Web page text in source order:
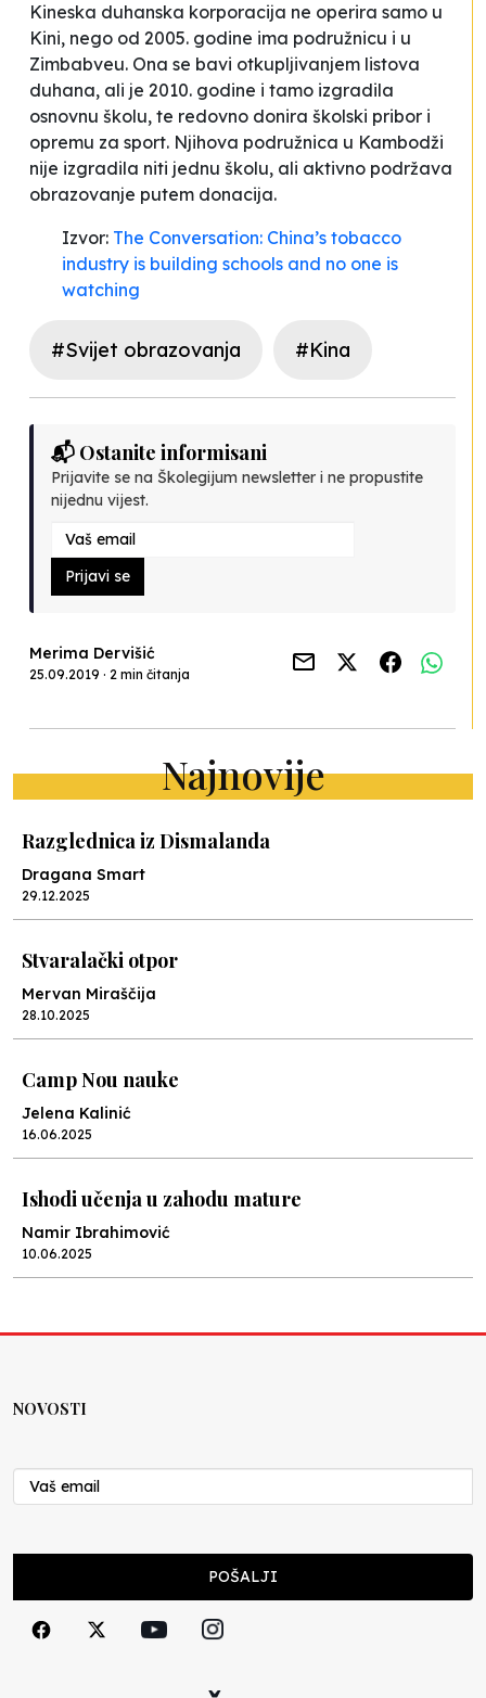
Kineska duhanska korporacija ne operira samo u
Kini, nego od 2005. godine ima podružnicu i u
Zimbabveu. Ona se bavi otkupljivanjem listova
duhana, ali je 2010. godine i tamo izgradila
osnovnu školu, te redovno donira školski pribor i
opremu za sport. Njihova podružnica u Kambodži
nije izgradila niti jednu školu, ali aktivno podržava
obrazovanje putem donacija.
Izvor: The Conversation: China’s tobacco
industry is building schools and no one is
watching
#Svijet obrazovanja #Kina
📬 Ostanite informisani
Prijavite se na Školegijum newsletter i ne propustite
nijednu vijest.
Prijavi se
Merima Dervišić
25.09.2019 · 2 min čitanja
Najnovije
Razglednica iz Dismalanda
Dragana Smart
29.12.2025
Stvaralački otpor
Mervan Miraščija
28.10.2025
Camp Nou nauke
Jelena Kalinić
16.06.2025
Ishodi učenja u zahodu mature
Namir Ibrahimović
10.06.2025
Nenad Veličković
29.10.2024
Cuke i djeca
NOVOSTI
POŠALJI